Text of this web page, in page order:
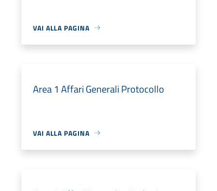
VAI ALLA PAGINA
Area 1 Affari Generali Protocollo
VAI ALLA PAGINA